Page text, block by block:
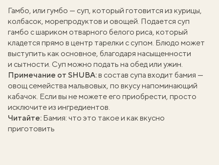
Гамбо, или гумбо — суп, который готовится из курицы,
колбасок, морепродуктов и овощей. Подается суп
гамбо с шариком отварного белого риса, который
кладется прямо в центр тарелки с супом. Блюдо может
выступить как основное, благодаря насыщенности
и сытности. Суп можно подать на обед или ужин.
Примечание от SHUBA:в состав супа входит бамия —
овощ семейства мальвовых, по вкусу напоминающий
кабачок. Если вы не можете его приобрести, просто
исключите из ингредиентов.
Читайте: Бамия: что это такое и как вкусно
приготовить